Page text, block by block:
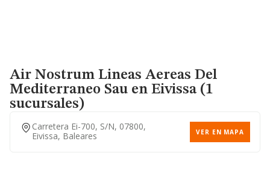
Air Nostrum Lineas Aereas Del
Mediterraneo Sau en Eivissa (1
sucursales)
Carretera Ei-700, S/n, 07800,
Eivissa, Baleares
VER EN MAPA